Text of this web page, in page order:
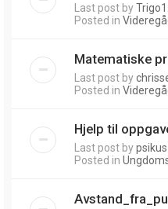
Last post by
Posted in
Matematiske
Last post by
Posted in
Hjelp til
Last post by
Posted in